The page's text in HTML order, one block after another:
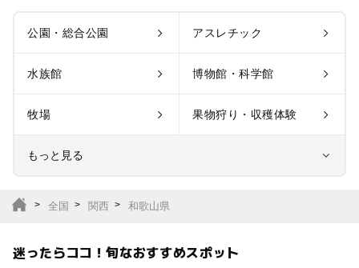
公園・総合公園 アスレチック
水族館 博物館・科学館
牧場 果物狩り・収穫体験
もっと見る
全国 関西 和歌山県
迷ったらココ！旬なおすすめスポット